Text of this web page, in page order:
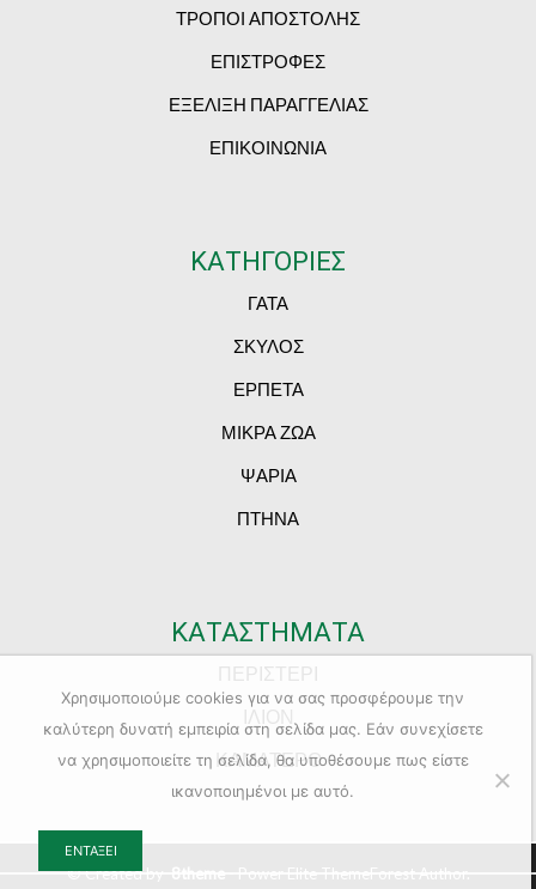
ΤΡΟΠΟΙ ΑΠΟΣΤΟΛΗΣ
ΕΠΙΣΤΡΟΦΕΣ
ΕΞΕΛΙΞΗ ΠΑΡΑΓΓΕΛΙΑΣ
ΕΠΙΚΟΙΝΩΝΙΑ
ΚΑΤΗΓΟΡΙΕΣ
ΓΑΤΑ
ΣΚΥΛΟΣ
ΕΡΠΕΤΑ
ΜΙΚΡΑ ΖΩΑ
ΨΑΡΙΑ
ΠΤΗΝΑ
ΚΑΤΑΣΤΗΜΑΤΑ
ΚΑΜΑΤΕΡΟ
© Created by
Χρησιμοποιούμε cookies για να σας προσφέρουμε την
καλύτερη δυνατή εμπειρία στη σελίδα μας. Εάν συνεχίσετε
να χρησιμοποιείτε τη σελίδα, θα υποθέσουμε πως είστε
ικανοποιημένοι με αυτό.
ΕΝΤΆΞΕΙ